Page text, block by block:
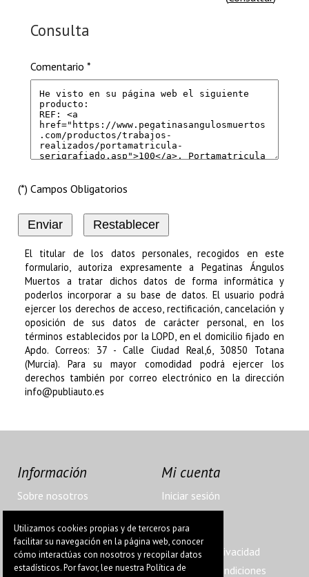
Consulta
Comentario *
(*) Campos Obligatorios
El titular de los datos personales, recogidos en este
formulario, autoriza expresamente aPegatinas Ángulos
Muertos a tratar dichos datos de forma informática y
poderlos incorporar a su base de datos. El usuario podrá
ejercer los derechos de acceso, rectificación, cancelación y
oposición de sus datos de carácter personal, en los
términos establecidos por la LOPD, en el domicilio fijado en
Apdo. Correos: 37 - Calle Ciudad Real,6, 30850 Totana
(Murcia). Para su mayor comodidad podrá ejercer los
derechos también por correo electrónico en la dirección
info@publiauto.es
Información
Sobre nosotros
Envíos y devoluciones
Nuestro horario
Venta telefónica
Contacto
Mi cuenta
Iniciar sesión
Mis pedidos
Aviso Legal
Política de privacidad
Términos y condiciones
Utilizamos cookies propias y de terceros para
facilitar su navegación en la página web, conocer
cómo interactúas con nosotros y recopilar datos
estadísticos. Por favor, lee nuestra Política de